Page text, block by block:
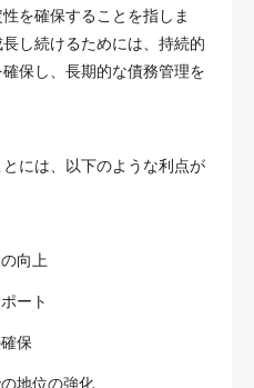
を確保することを指しま
し続けるためには、持続的
保し、長期的な債務管理を
には、以下のような利点が
向上
ート
保
地位の強化